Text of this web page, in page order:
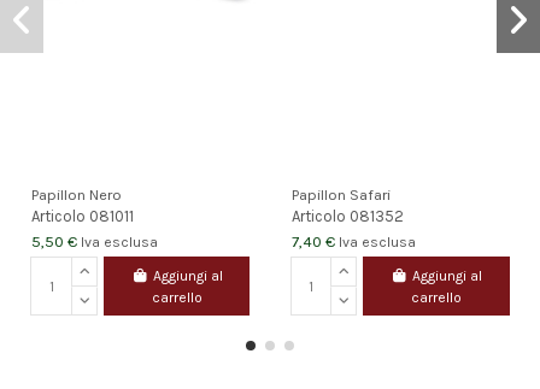
Papillon Nero
Articolo 081011
5,50 € Iva esclusa
Aggiungi al
carrello
Papillon Safari
Articolo 081352
7,40 € Iva esclusa
Aggiungi al
carrello